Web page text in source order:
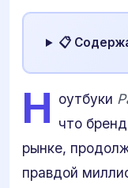
📋
Н оутбуки
что
рынке,
правдой